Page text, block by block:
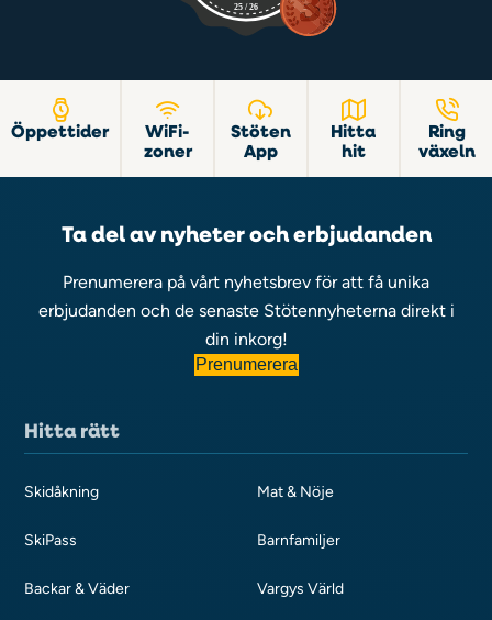
Öppettider
WiFi-
zoner
Stöten
App
Hitta
hit
Ring
växeln
Ta del av nyheter och erbjudanden
Prenumerera på vårt nyhetsbrev för att få unika
erbjudanden och de senaste Stötennyheterna direkt i
din inkorg!
Prenumerera
Hitta rätt
Skidåkning
SkiPass
Backar & Väder
Mat & Nöje
Barnfamiljer
Vargys Värld